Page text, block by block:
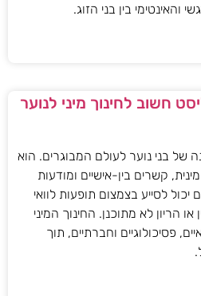
בין בני הזוג.
חשוב לחינוך מיני לנוער
של בני נוער לעולם המבוגרים. הוא
קשרים בין-אישיים ומודעות
לסייע בצמצום תופעות לוואי
הריון לא מתוכנן. החינוך המיני
פסיכולוגיים וחברתיים, תוך